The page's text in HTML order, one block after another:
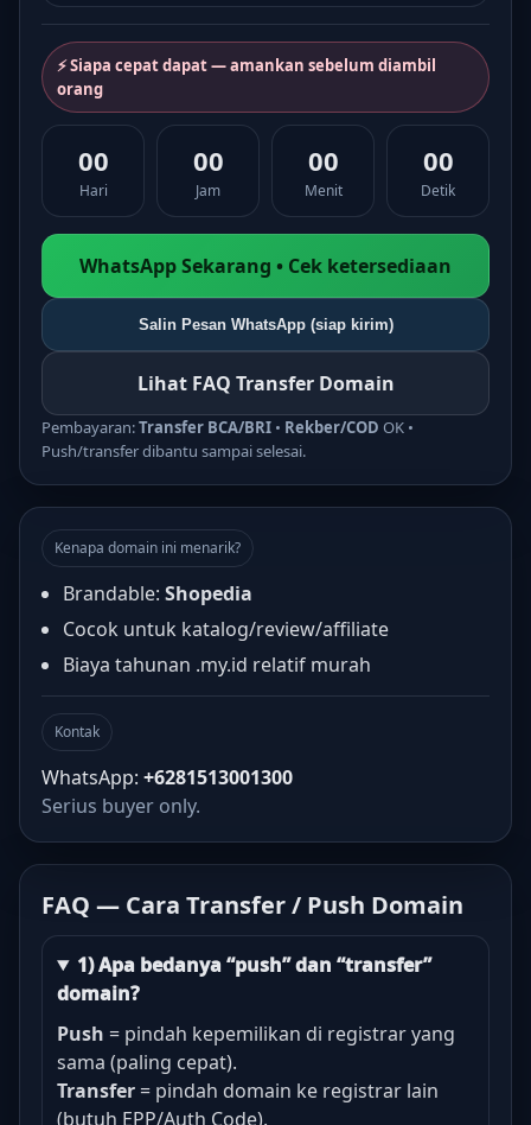
⚡ Siapa cepat dapat — amankan sebelum diambil
orang
00
Hari
00
Jam
00
Menit
00
Detik
WhatsApp Sekarang • Cek ketersediaan
Salin Pesan WhatsApp (siap kirim)
Lihat FAQ Transfer Domain
Pembayaran:Transfer BCA/BRI • Rekber/COD OK •
Push/transfer dibantu sampai selesai.
Kenapa domain ini menarik?
Brandable: Shopedia
Cocok untuk katalog/review/affiliate
Biaya tahunan .my.id relatif murah
Kontak
WhatsApp: +6281513001300
Serius buyer only.
FAQ — Cara Transfer / Push Domain
1) Apa bedanya “push” dan “transfer”
domain?
Push = pindah kepemilikan di registrar yang
sama (paling cepat).
Transfer = pindah domain ke registrar lain
(butuh EPP/Auth Code).